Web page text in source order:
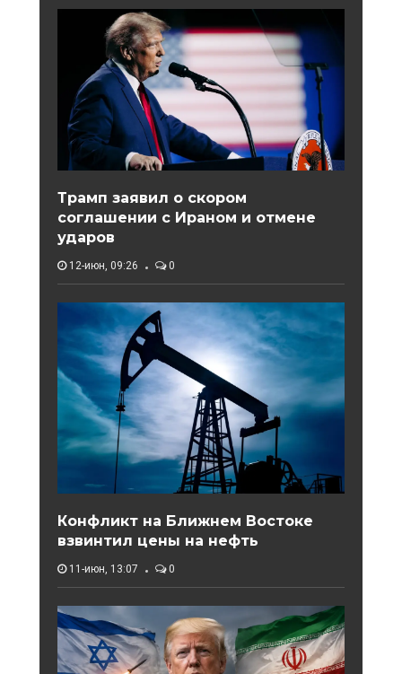
Трамп заявил о скором
соглашении с Ираном и отмене
ударов
12-июн, 09:26 0
Конфликт на Ближнем Востоке
взвинтил цены на нефть
11-июн, 13:07 0